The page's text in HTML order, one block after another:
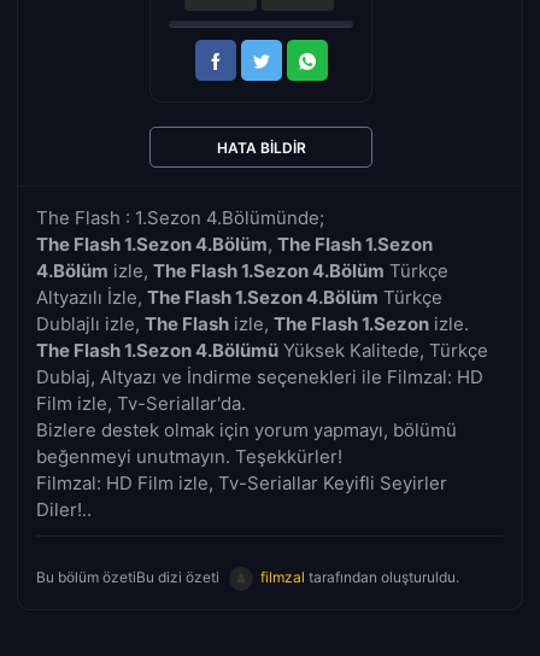
The Flash : 1.Sezon 4.Bölümünde;
The Flash 1.Sezon 4.Bölüm, The Flash 1.Sezon
4.Bölüm izle, The Flash 1.Sezon 4.Bölüm Türkçe
Altyazılı İzle, The Flash 1.Sezon 4.Bölüm Türkçe
Dublajlı izle, The Flash izle, The Flash 1.Sezon izle.
The Flash 1.Sezon 4.Bölümü Yüksek Kalitede, Türkçe
Dublaj, Altyazı ve İndirme seçenekleri ile Filmzal: HD
Film izle, Tv-Seriallar'da.
Bizlere destek olmak için yorum yapmayı, bölümü
beğenmeyi unutmayın. Teşekkürler!
Filmzal: HD Film izle, Tv-Seriallar Keyifli Seyirler
Diler!..
Bu bölüm özetiBu dizi özeti filmzal tarafından oluşturuldu.
HATA BILDIR